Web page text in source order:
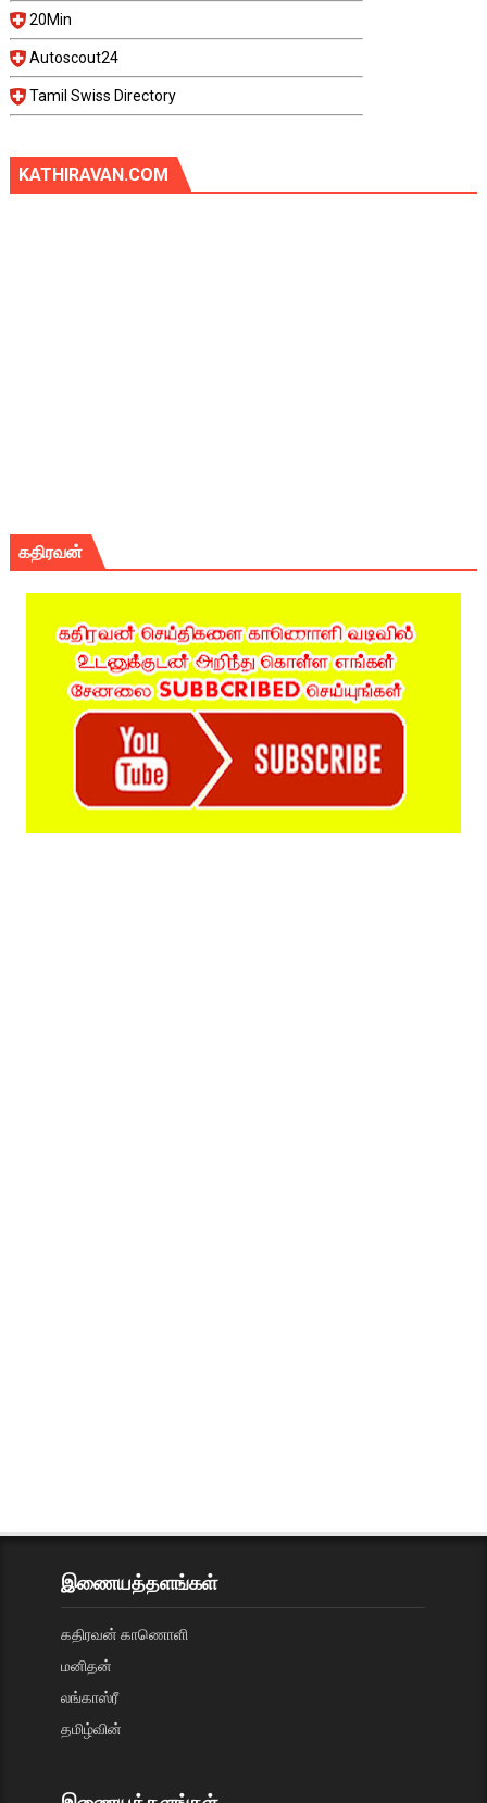
20Min
Autoscout24
Tamil Swiss Directory
KATHIRAVAN.COM
கதிரவன்
இணையத்தளங்கள்
கதிரவன் காணொளி
மனிதன்
லங்காஸ்ரீ
தமிழ்வின்